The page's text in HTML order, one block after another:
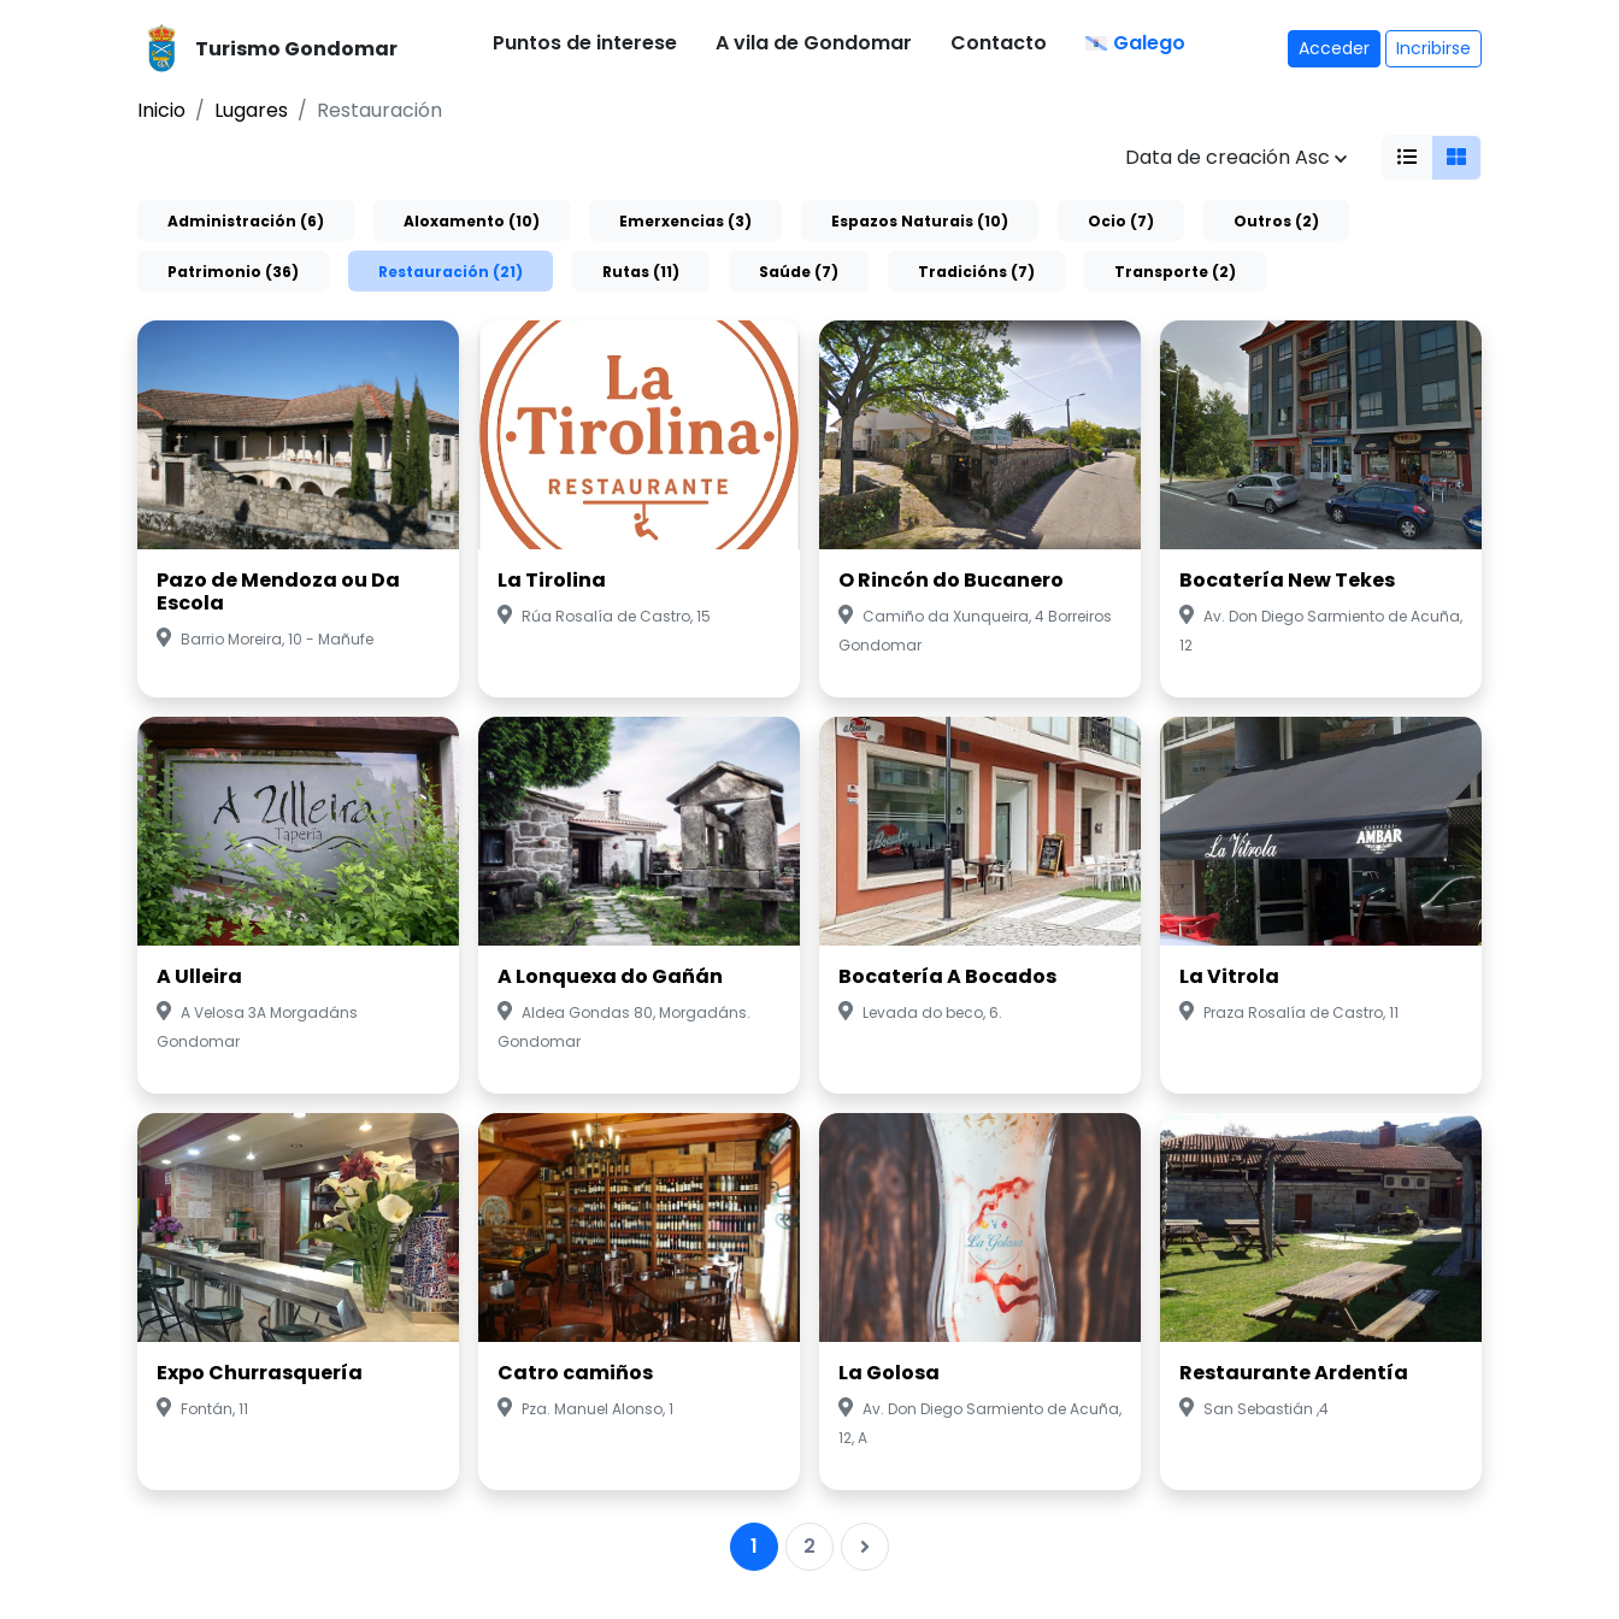
Turismo Gondomar Puntos de interese A vila de Gondomar Contacto Galego Acceder Incribirse
Inicio Lugares
Restauración
Data de creación Asc
Administración (6) Aloxamento (10) Emerxencias (3) Espazos Naturais (10) Ocio (7) Outros (2)
Patrimonio (36) Restauración (21) Rutas (11) Saúde (7) Tradicións (7) Transporte (2)
Pazo de Mendoza ou Da
Escola
Barrio Moreira, 10 - Mañufe
La Tirolina
Rúa Rosalía de Castro, 15
O Rincón do Bucanero
Camiño da Xunqueira, 4 Borreiros
Gondomar
Bocatería New Tekes
Av. Don Diego Sarmiento de Acuña,
12
A Ulleira
A Velosa 3A Morgadáns
Gondomar
A Lonquexa do Gañán
Aldea Gondas 80, Morgadáns.
Gondomar
Bocatería A Bocados
Levada do beco, 6.
La Vitrola
Praza Rosalía de Castro, 11
Expo Churrasquería
Fontán, 11
Catro camiños
Pza. Manuel Alonso, 1
La Golosa
Av. Don Diego Sarmiento de Acuña,
12, A
Restaurante Ardentía
San Sebastián ,4
1 2